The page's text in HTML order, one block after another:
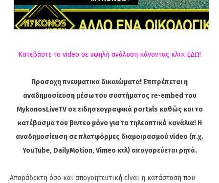
Κατεβάστε το video σε υψηλή ανάλυση κάνοντας κλικ ΕΔΩ!
Προσοχη πνευματικα δικαιώματα! Επιτρέπεται η
αναδημοσίευση μέσω του συστήματος re-embed του
MykonosLiveTV σε ειδησεογραφικά portals καθώς και το
κατέβασμα του βιντεο μόνο για τα τηλεοπτικά κανάλια! Η
αναδημοσίευση σε πλατφόρμες διαμοιρασμού video (π.χ.
YouTube, DailyMotion, Vimeo κτλ) απαγορεύεται ρητά.
Απαράδεκτη όσο και απογοητευτική είναι η κατάσταση που